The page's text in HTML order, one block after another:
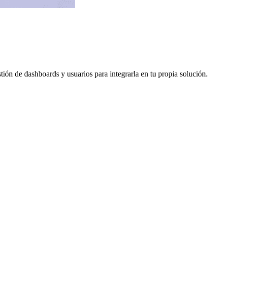
de dashboards y usuarios para integrarla en tu propia solución.